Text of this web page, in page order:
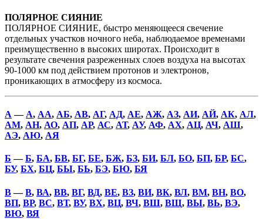
ПОЛЯРНОЕ СИЯНИЕ
ПОЛЯРНОЕ СИЯНИЕ, быстро меняющееся свечение
отдельных участков ночного неба, наблюдаемое временами
преимущественно в высоких широтах. Происходит в
результате свечения разреженных слоев воздуха на высотах
90-1000 км под действием протонов и электронов,
проникающих в атмосферу из космоса.
А — А, АА, АБ, АВ, АГ, АД, АЕ, АЖ, АЗ, АИ, АЙ, АК, АЛ,
АМ, АН, АО, АП, АР, АС, АТ, АУ, АФ, АХ, АЦ, АЧ, АШ,
АЭ, АЮ, АЯ
Б —Б, БА, БВ, БГ, БЕ, БЖ, БЗ, БИ, БЛ, БО, БП, БР, БС,
БУ, БХ, БЦ, БЫ, БЬ, БЭ, БЮ, БЯ
В—В, ВА, ВВ, ВГ, ВД, ВЕ, ВЗ, ВИ, ВК, ВЛ, ВМ, ВН, ВО,
ВП, ВР, ВС, ВТ, ВУ, ВХ, ВЦ, ВЧ, ВШ, ВЩ, ВЫ, ВЬ, ВЭ,
ВЮ, ВЯ